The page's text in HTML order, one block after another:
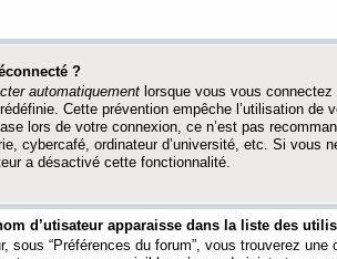
?
automatiquement lorsque vous vous
Cette prévention empêche l’utilisation de
lors de votre connexion, ce n’est pas
cybercafé, ordinateur d’université, etc. Si vous
a désactivé cette fonctionnalité.
d’utisateur apparaisse dans la liste des
sous “Préférences du forum”, vous trouverez une